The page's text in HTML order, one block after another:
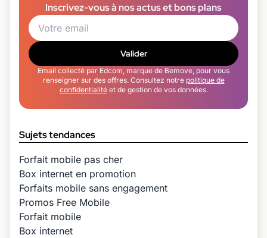
Inscrivez-vous à nos actus et bons plans
Valider
Email collecté par Edcom, marque de Bemove, pour vous
renseigner sur des offres. Consultez notre politique de
confidentialitéet de gestion de vos données.
Sujets tendances
Forfait mobile pas cher
Box internet en promotion
Forfaits mobile sans engagement
Promos Free Mobile
Forfait mobile
Box internet